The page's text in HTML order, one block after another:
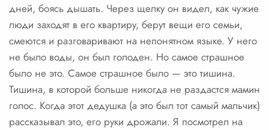
дней, боясь дышать. Через щелку он видел, как чужие
люди заходят в его квартиру, берут вещи его семьи,
смеются и разговаривают на непонятном языке. У него
не было воды, он был голоден. Но самое страшное
было не это. Самое страшное было — это тишина.
Тишина, в которой больше никогда не раздастся мамин
голос. Когда этот дедушка (а это был тот самый мальчик)
рассказывал это, его руки дрожали. Я посмотрел на